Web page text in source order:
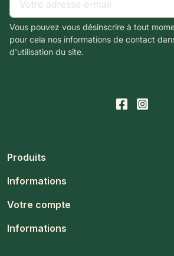
Vous pouvez vous désinscrire à tout
pour cela nos informations de contact
d'utilisation du site.
Produits
Informations
Votre compte
Informations